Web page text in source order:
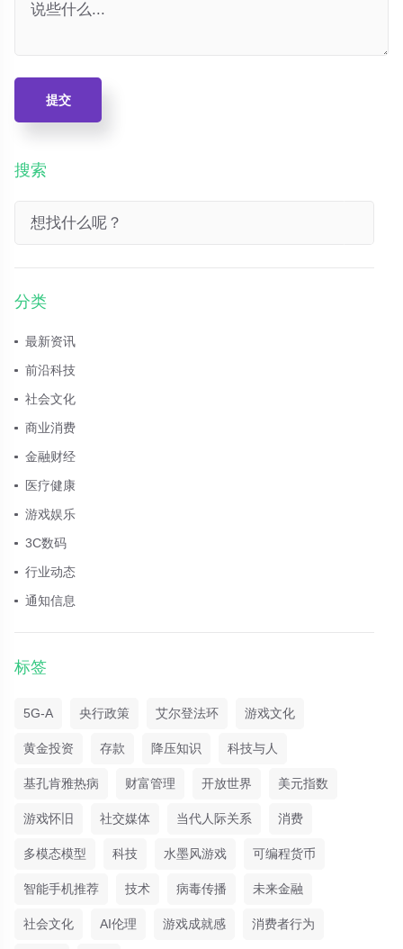
提交
搜索
分类
最新资讯
前沿科技
社会文化
商业消费
金融财经
医疗健康
游戏娱乐
3C数码
行业动态
通知信息
标签
5G-A 央行政策 艾尔登法环 游戏文化
黄金投资 存款 降压知识 科技与人
基孔肯雅热病 财富管理 开放世界 美元指数
游戏怀旧 社交媒体 当代人际关系 消费
多模态模型 科技 水墨风游戏 可编程货币
智能手机推荐 技术 病毒传播 未来金融
社会文化 AI伦理 游戏成就感 消费者行为